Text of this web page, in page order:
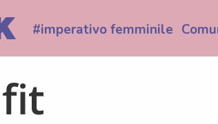
#imperativo femminile